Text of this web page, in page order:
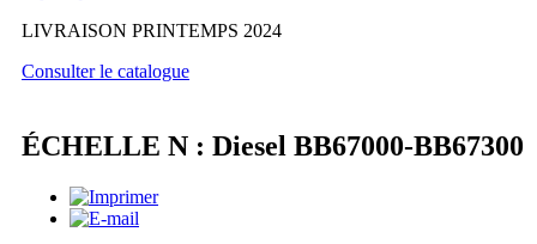
LIVRAISON PRINTEMPS 2024
Consulter le catalogue
ÉCHELLE N : Diesel BB67000-BB67300